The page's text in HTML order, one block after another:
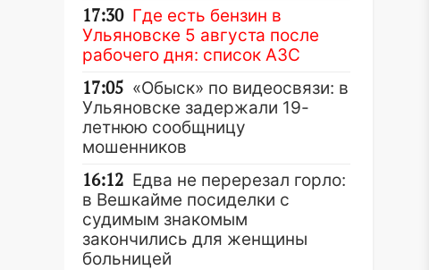
17:30 Где есть бензин в
Ульяновске 5 августа после
рабочего дня: список АЗС
17:05 «Обыск» по видеосвязи: в
Ульяновске задержали 19-
летнюю сообщницу
мошенников
16:12 Едва не перерезал горло:
в Вешкайме посиделки с
судимым знакомым
закончились для женщины
больницей